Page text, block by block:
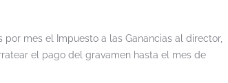
mes el Impuesto a las Ganancias al director,
el pago del gravamen hasta el mes de